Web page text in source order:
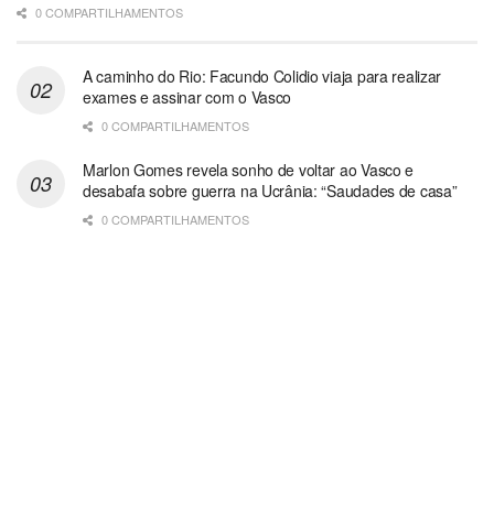
0 COMPARTILHAMENTOS
A caminho do Rio: Facundo Colidio viaja para realizar
exames e assinar com o Vasco
0 COMPARTILHAMENTOS
Marlon Gomes revela sonho de voltar ao Vasco e
desabafa sobre guerra na Ucrânia: “Saudades de casa”
0 COMPARTILHAMENTOS